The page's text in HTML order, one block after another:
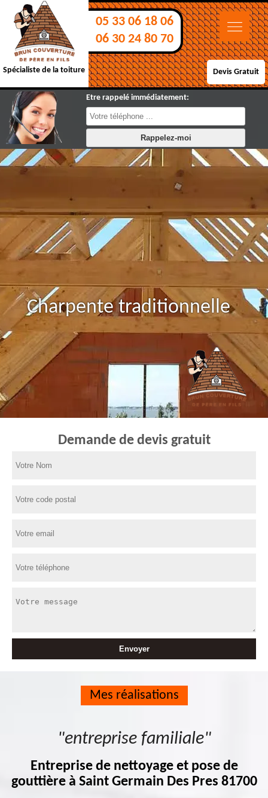
Spécialiste de la toiture
05 33 06 18 06
06 30 24 80 70
Devis Gratuit
Etre rappelé immédiatement:
Charpente traditionnelle
Demande de devis gratuit
Mes réalisations
"entreprise familiale"
Entreprise de nettoyage et pose de
gouttière à Saint Germain Des Pres 81700